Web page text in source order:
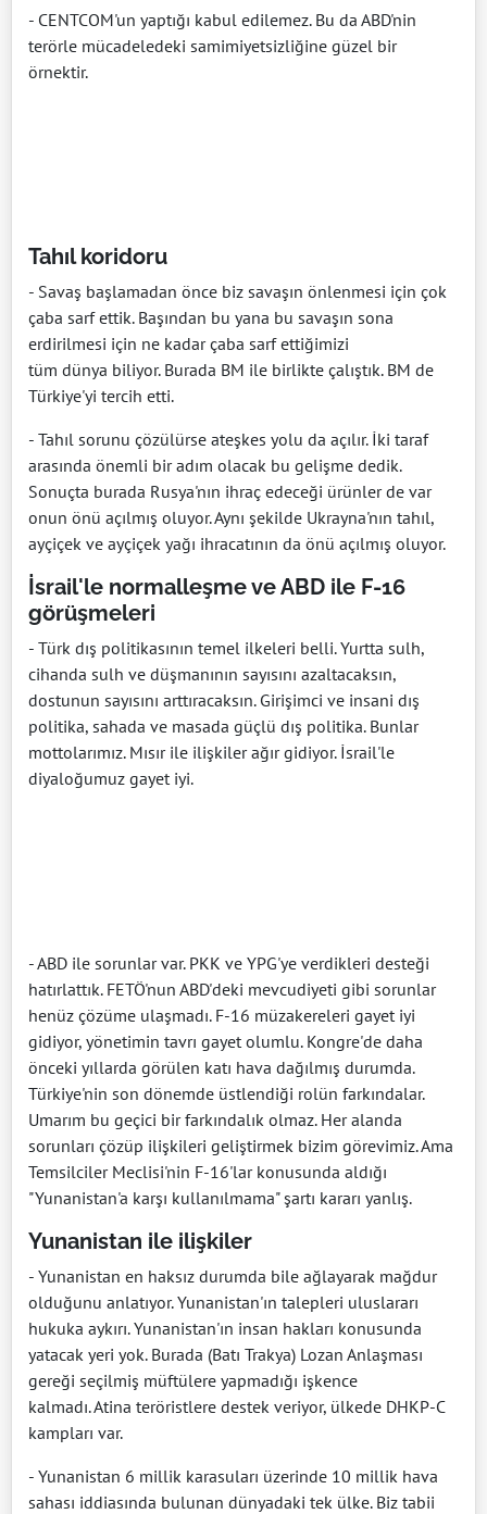
- CENTCOM'un yaptığı kabul edilemez. Bu da ABD'nin
terörle mücadeledeki samimiyetsizliğine güzel bir
örnektir.
Tahıl koridoru
- Savaş başlamadan önce biz savaşın önlenmesi için çok
çaba sarf ettik. Başından bu yana bu savaşın sona
erdirilmesi için ne kadar çaba sarf ettiğimizi
tüm dünya biliyor. Burada BM ile birlikte çalıştık. BM de
Türkiye'yi tercih etti.
- Tahıl sorunu çözülürse ateşkes yolu da açılır. İki taraf
arasında önemli bir adım olacak bu gelişme dedik.
Sonuçta burada Rusya'nın ihraç edeceği ürünler de var
onun önü açılmış oluyor. Aynı şekilde Ukrayna'nın tahıl,
ayçiçek ve ayçiçek yağı ihracatının da önü açılmış oluyor.
İsrail'le normalleşme ve ABD ile F-16
görüşmeleri
- Türk dış politikasının temel ilkeleri belli. Yurtta sulh,
cihanda sulh ve düşmanının sayısını azaltacaksın,
dostunun sayısını arttıracaksın. Girişimci ve insani dış
politika, sahada ve masada güçlü dış politika. Bunlar
mottolarımız. Mısır ile ilişkiler ağır gidiyor. İsrail'le
diyaloğumuz gayet iyi.
- ABD ile sorunlar var. PKK ve YPG'ye verdikleri desteği
hatırlattık. FETÖ'nun ABD'deki mevcudiyeti gibi sorunlar
henüz çözüme ulaşmadı. F-16 müzakereleri gayet iyi
gidiyor, yönetimin tavrı gayet olumlu. Kongre'de daha
önceki yıllarda görülen katı hava dağılmış durumda.
Türkiye'nin son dönemde üstlendiği rolün farkındalar.
Umarım bu geçici bir farkındalık olmaz. Her alanda
sorunları çözüp ilişkileri geliştirmek bizim görevimiz. Ama
Temsilciler Meclisi'nin F-16'lar konusunda aldığı
"Yunanistan'a karşı kullanılmama" şartı kararı yanlış.
Yunanistan ile ilişkiler
- Yunanistan en haksız durumda bile ağlayarak mağdur
olduğunu anlatıyor. Yunanistan'ın talepleri uluslararı
hukuka aykırı. Yunanistan'ın insan hakları konusunda
yatacak yeri yok. Burada (Batı Trakya) Lozan Anlaşması
gereği seçilmiş müftülere yapmadığı işkence
kalmadı. Atina teröristlere destek veriyor, ülkede DHKP-C
kampları var.
- Yunanistan 6 millik karasuları üzerinde 10 millik hava
sahası iddiasında bulunan dünyadaki tek ülke. Biz tabii